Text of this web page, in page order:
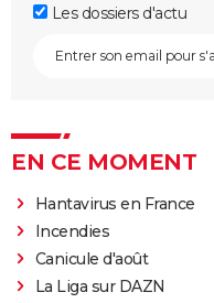
Les dossiers d'actu
EN CE MOMENT
Hantavirus en France
Incendies
Canicule d'août
La Liga sur DAZN